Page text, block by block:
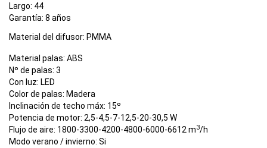
Largo: 44
Garantía: 8 años
Material del difusor: PMMA
Material palas: ABS
Nº de palas: 3
Con luz: LED
Color de palas: Madera
Inclinación de techo máx: 15º
Potencia de motor: 2,5-4,5-7-12,5-20-30,5 W
Flujo de aire: 1800-3300-4200-4800-6000-6612 m3/h
Modo verano / invierno: Si